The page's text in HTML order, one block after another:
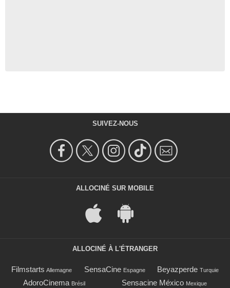
SUIVEZ-NOUS
ALLOCINÉ SUR MOBILE
ALLOCINÉ À L'ÉTRANGER
Filmstarts Allemagne SensaCine Espagne Beyazperde Turquie
AdoroCinema Brésil Sensacine México Mexique